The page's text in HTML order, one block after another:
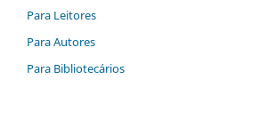
Para Leitores
Para Autores
Para Bibliotecários